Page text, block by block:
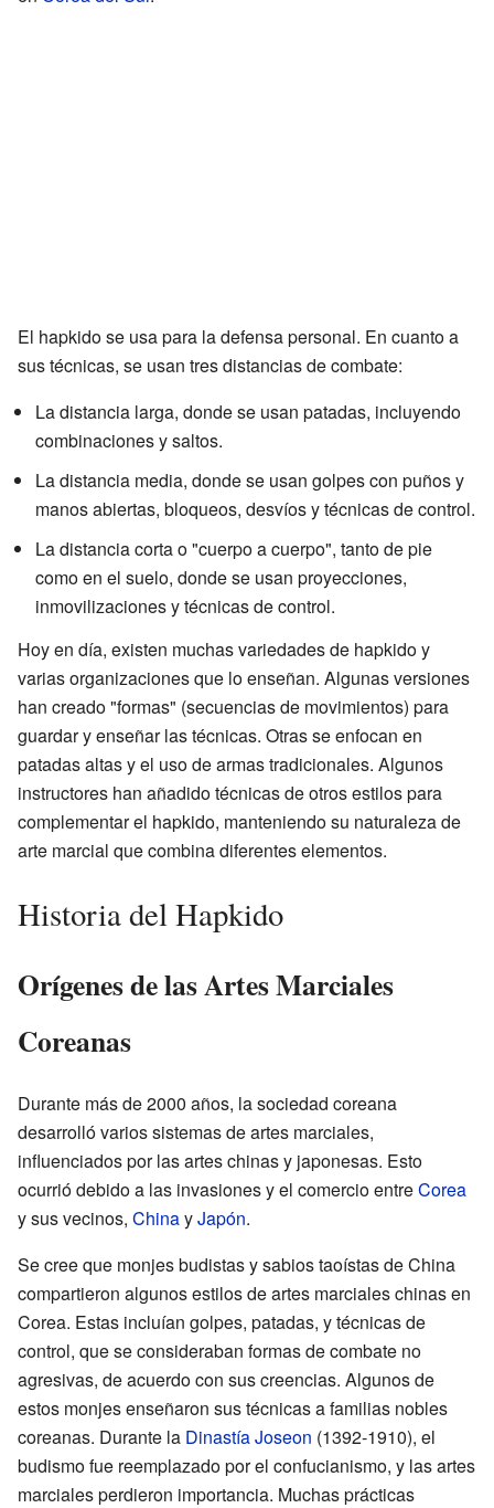
El hapkido se usa para la defensa personal. En cuanto a
sus técnicas, se usan tres distancias de combate:
La distancia larga, donde se usan patadas, incluyendo
combinaciones y saltos.
La distancia media, donde se usan golpes con puños y
manos abiertas, bloqueos, desvíos y técnicas de control.
La distancia corta o "cuerpo a cuerpo", tanto de pie
como en el suelo, donde se usan proyecciones,
inmovilizaciones y técnicas de control.
Hoy en día, existen muchas variedades de hapkido y
varias organizaciones que lo enseñan. Algunas versiones
han creado "formas" (secuencias de movimientos) para
guardar y enseñar las técnicas. Otras se enfocan en
patadas altas y el uso de armas tradicionales. Algunos
instructores han añadido técnicas de otros estilos para
complementar el hapkido, manteniendo su naturaleza de
arte marcial que combina diferentes elementos.
Historia del Hapkido
Orígenes de las Artes Marciales
Coreanas
Durante más de 2000 años, la sociedad coreana
desarrolló varios sistemas de artes marciales,
influenciados por las artes chinas y japonesas. Esto
ocurrió debido a las invasiones y el comercio entreCorea
y sus vecinos, ChinayJapón.
Se cree que monjes budistas y sabios taoístas de China
compartieron algunos estilos de artes marciales chinas en
Corea. Estas incluían golpes, patadas, y técnicas de
control, que se consideraban formas de combate no
agresivas, de acuerdo con sus creencias. Algunos de
estos monjes enseñaron sus técnicas a familias nobles
coreanas. Durante la Dinastía Joseon (1392-1910), el
budismo fue reemplazado por el confucianismo, y las artes
marciales perdieron importancia. Muchas prácticas